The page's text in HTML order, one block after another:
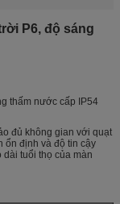
P6, độ sáng
thấm nước cấp IP54
đủ không gian với quạt
ổn định và độ tin cậy
tuổi thọ của màn